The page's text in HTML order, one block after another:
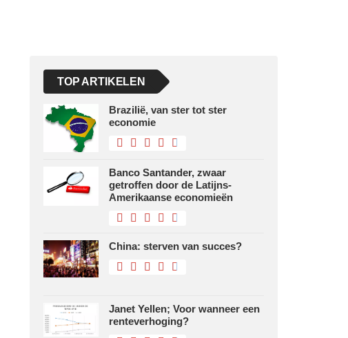
TOP ARTIKELEN
Brazilië, van ster tot ster
economie
Banco Santander, zwaar
getroffen door de Latijns-
Amerikaanse economieën
China: sterven van succes?
Janet Yellen; Voor wanneer een
renteverhoging?